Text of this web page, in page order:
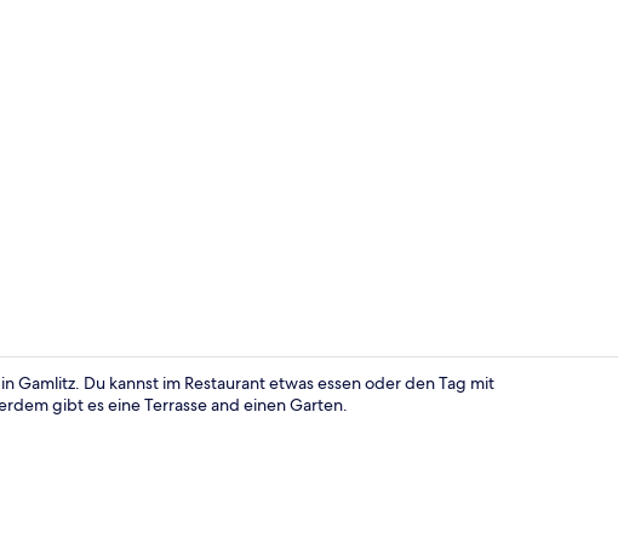
Gamlitz. Du kannst im Restaurant etwas essen oder den Tag mit
gibt es eine Terrasse and einen Garten.